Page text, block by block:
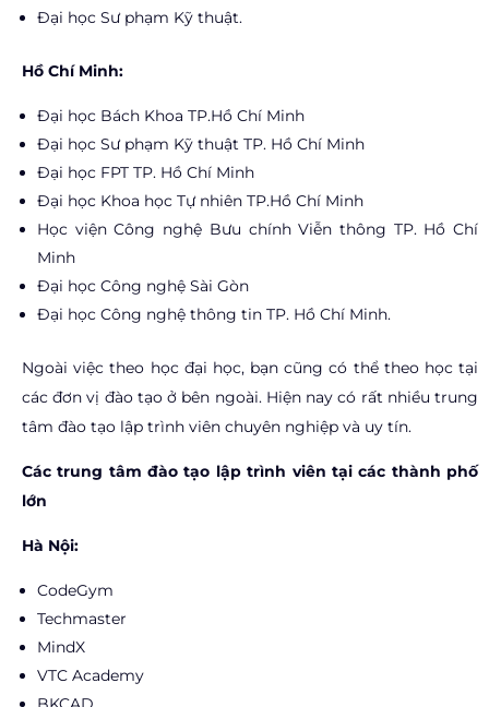
Đại học Sư phạm Kỹ thuật.
Hồ Chí Minh:
Đại học Bách Khoa TP.Hồ Chí Minh
Đại học Sư phạm Kỹ thuật TP. Hồ Chí Minh
Đại học FPT TP. Hồ Chí Minh
Đại học Khoa học Tự nhiên TP.Hồ Chí Minh
Học viện Công nghệ Bưu chính Viễn thông TP. Hồ Chí
Minh
Đại học Công nghệ Sài Gòn
Đại học Công nghệ thông tin TP. Hồ Chí Minh.
Ngoài việc theo học đại học, bạn cũng có thể theo học tại
các đơn vị đào tạo ở bên ngoài. Hiện nay có rất nhiều trung
tâm đào tạo lập trình viên chuyên nghiệp và uy tín.
Các trung tâm đào tạo lập trình viên tại các thành phố
lớn
Hà Nội:
CodeGym
Techmaster
MindX
VTC Academy